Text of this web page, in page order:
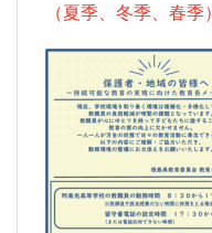
（夏季、冬季、春季）